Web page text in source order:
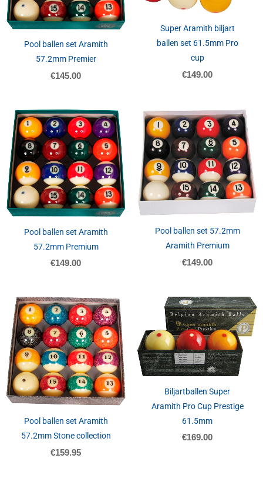
Pool ballen set Aramith
57.2mm Premier
€145.00
Super Aramith biljart
ballen set 61.5mm Pro
cup
€149.00
Pool ballen set Aramith
57.2mm Premium
€149.00
Pool ballen set 57.2mm
Aramith Premium
€149.00
Pool ballen set Aramith
57.2mm Stone collection
€159.95
Biljartballen Super
Aramith Pro Cup Prestige
61.5mm
€169.00